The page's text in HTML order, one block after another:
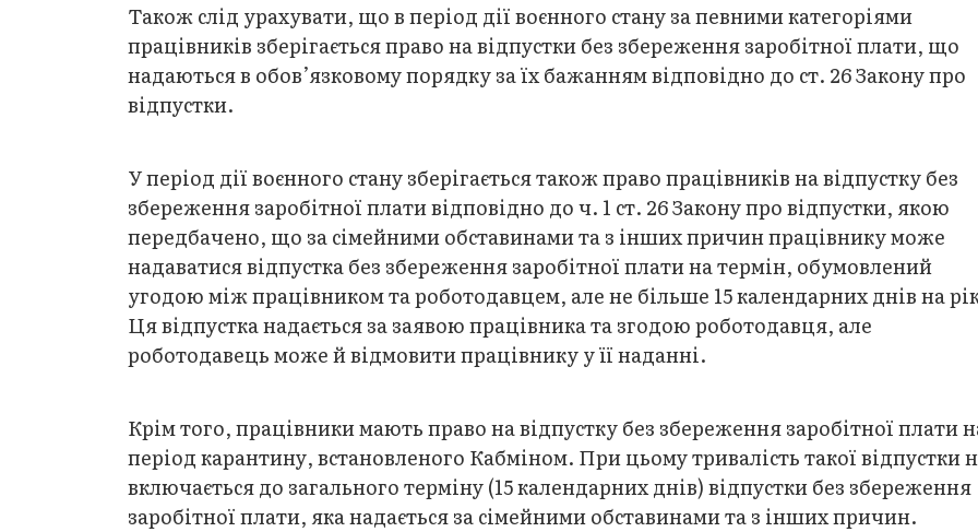
Також слід урахувати, що в період дії воєнного стану за певними категоріями
працівників зберігається право на відпустки без збереження заробітної плати, що
надаються в обов’язковому порядку за їх бажанням відповідно до ст. 26 Закону про
відпустки.
У період дії воєнного стану зберігається також право працівників на відпустку без
збереження заробітної плати відповідно до ч. 1 ст. 26 Закону про відпустки, якою
передбачено, що за сімейними обставинами та з інших причин працівнику може
надаватися відпустка без збереження заробітної плати на термін, обумовлений
угодою між працівником та роботодавцем, але не більше 15 календарних днів на
Ця відпустка надається за заявою працівника та згодою роботодавця, але
роботодавець може й відмовити працівнику у її наданні.
Крім того, працівники мають право на відпустку без збереження заробітної плати
період карантину, встановленого Кабміном. При цьому тривалість такої відпустки
включається до загального терміну (15 календарних днів) відпустки без збереження
заробітної плати, яка надається за сімейними обставинами та з інших причин.